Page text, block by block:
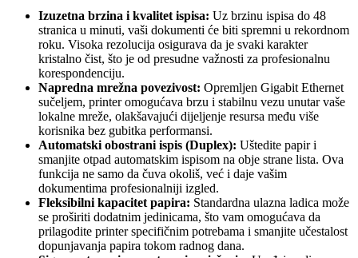
Izuzetna brzina i kvalitet ispisa: Uz brzinu ispisa do 48
stranica u minuti, vaši dokumenti će biti spremni u rekordnom
roku. Visoka rezolucija osigurava da je svaki karakter
kristalno čist, što je od presudne važnosti za profesionalnu
korespondenciju.
Napredna mrežna povezivost: Opremljen Gigabit Ethernet
sučeljem, printer omogućava brzu i stabilnu vezu unutar vaše
lokalne mreže, olakšavajući dijeljenje resursa među više
korisnika bez gubitka performansi.
Automatski obostrani ispis (Duplex): Uštedite papir i
smanjite otpad automatskim ispisom na obje strane lista. Ova
funkcija ne samo da čuva okoliš, već i daje vašim
dokumentima profesionalniji izgled.
Fleksibilni kapacitet papira: Standardna ulazna ladica može
se proširiti dodatnim jedinicama, što vam omogućava da
prilagodite printer specifičnim potrebama i smanjite učestalost
dopunjavanja papira tokom radnog dana.